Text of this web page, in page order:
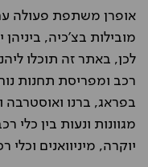
אופרן משתפת פעולה
מובילות בצ'כיה,
לכן, באתר זה תוכלו
רכב ומפריסת תחנות
בפראג, ברנו ואוסטרבה
מגוונות ונעות בין כלי
יוקרה, מיניוואנים וכלי